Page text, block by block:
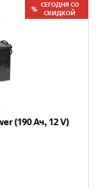
СЕГОДНЯ СО
СКИДКОЙ
(190 Ач, 12 V)